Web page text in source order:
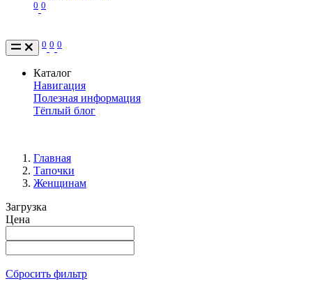
0 0
0 0 0
Каталог
Навигация
Полезная информация
Тёплый блог
Главная
Тапочки
Женщинам
Загрузка
Цена
Сбросить фильтр